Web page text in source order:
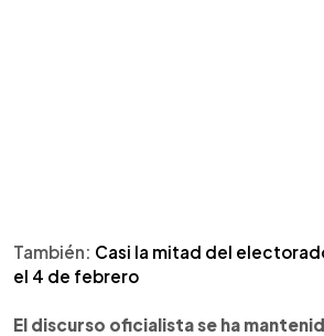
También: Casi la mitad del
el 4 de febrero
El discurso oficialista se ha